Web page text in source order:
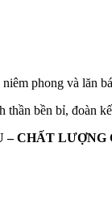
phong và lăn
bền bỉ, đoàn
– CHẤT LƯỢNG